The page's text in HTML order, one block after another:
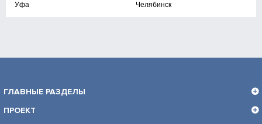
Уфа
Челябинск
ГЛАВНЫЕ РАЗДЕЛЫ
ПРОЕКТ